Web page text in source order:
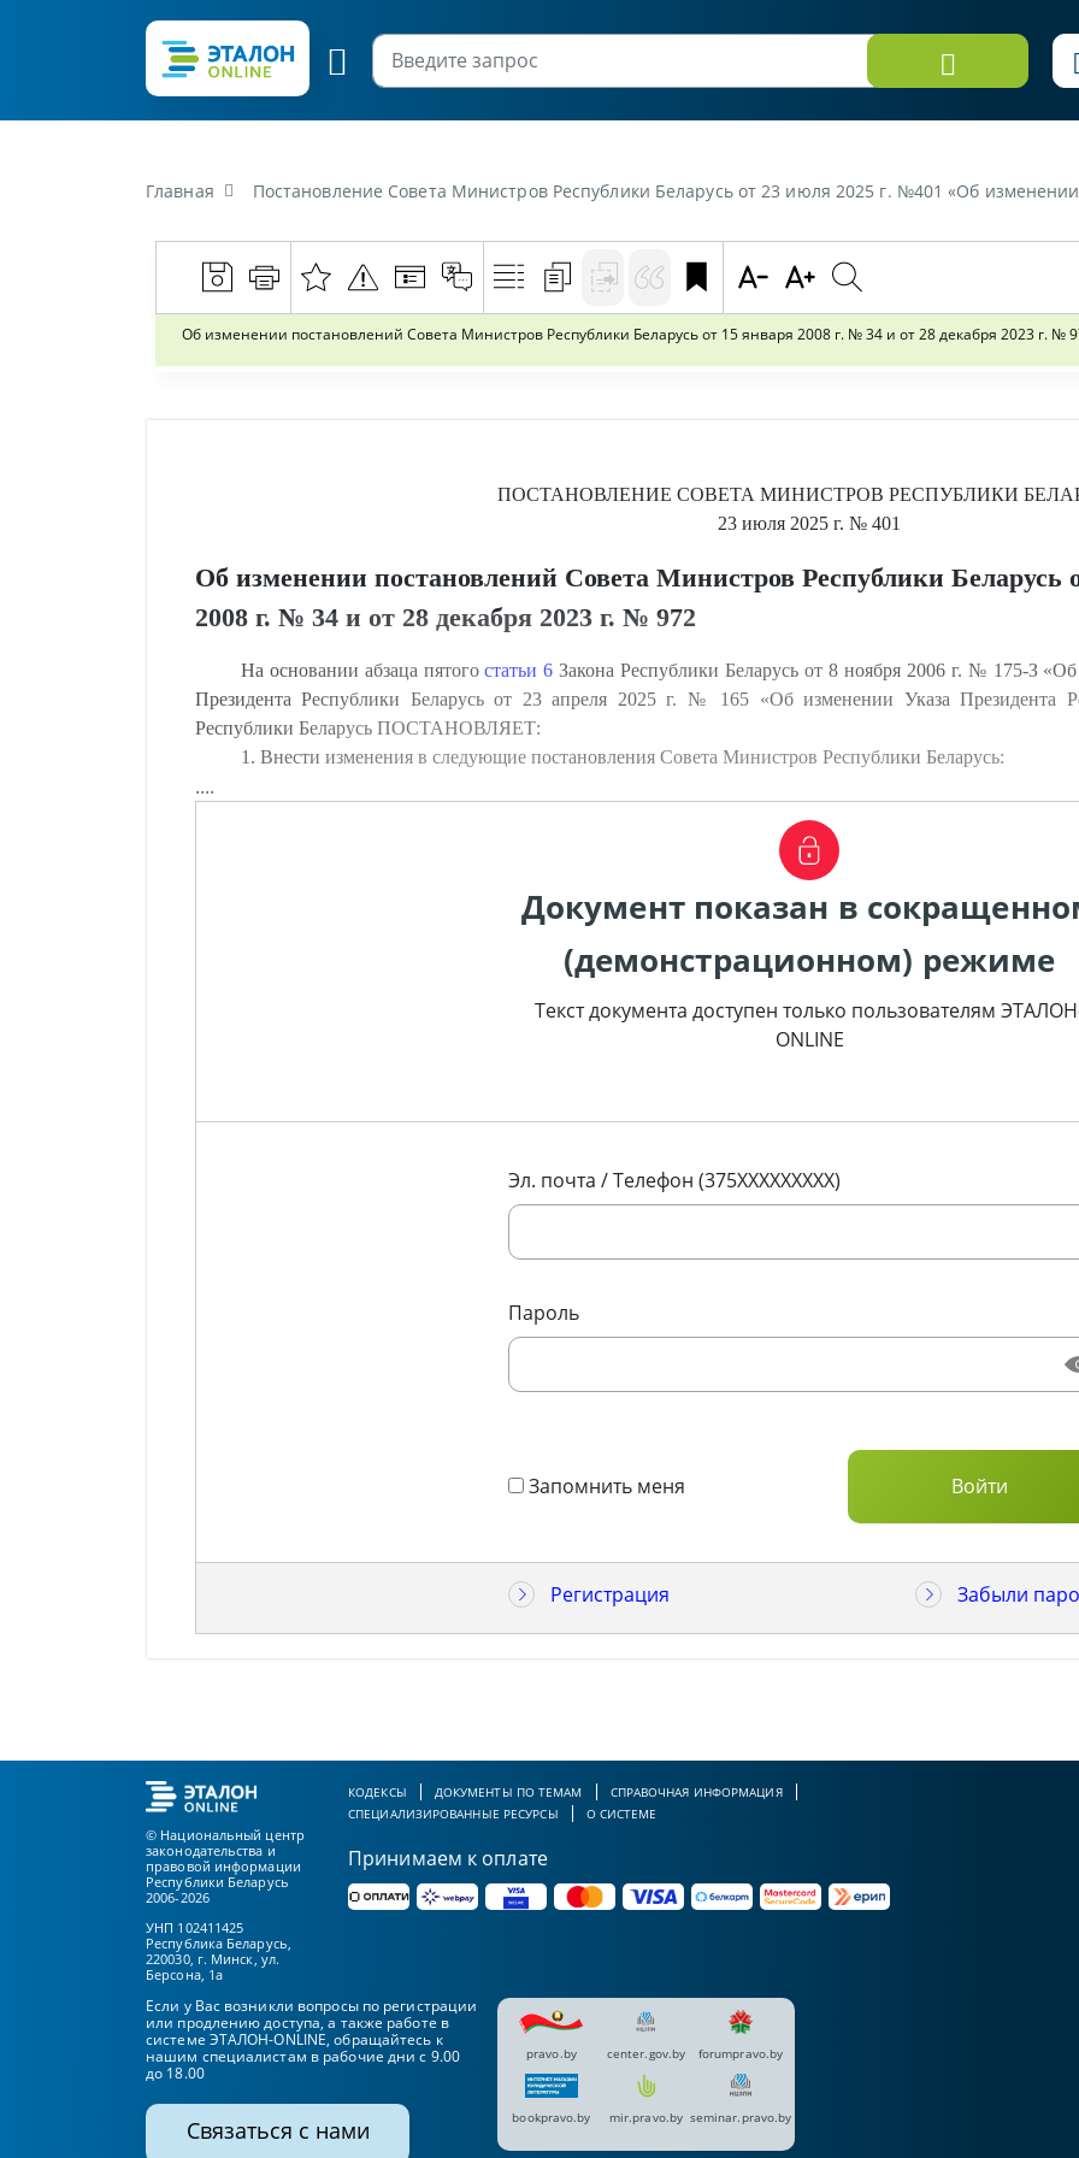
Главная Постановление Совета Министров Республики Беларусь от 23 июля 2025 г. №401 «Об изменении постановлений Совета Министров
Об изменении постановлений Совета Министров Республики Беларусь от 15 января 2008 г. № 34 и от 28 декабря 2023 г. №
ПОСТАНОВЛЕНИЕ СОВЕТА МИНИСТРОВ РЕСПУБЛИКИ
23 июля 2025 г. № 401
Об изменении постановлений Совета Министров Республики Беларусь
2008 г. № 34 и от 28 декабря 2023 г. № 972
На основании абзаца пятогостатьи 6 Закона Республики Беларусь от 8 ноября 2006 г. № 175-З
Президента Республики Беларусь от 23 апреля 2025 г. № 165 «Об изменении Указа Президента
Республики Беларусь ПОСТАНОВЛЯЕТ:
1. Внести изменения в следующие постановления Совета Министров Республики Беларусь:
....
Документ показан в
(демонстрационном) режиме
Текст документа доступен только пользователям
ONLINE
Эл. почта / Телефон (375XXXXXXXXX)
Пароль
Запомнить меня
Регистрация Забыли
© Национальный центр
законодательства и
правовой информации
Республики Беларусь
2006-2026
УНП 102411425
Республика Беларусь,
220030, г. Минск, ул.
Берсона, 1а
КОДЕКСЫ ДОКУМЕНТЫ ПО ТЕМАМ
СПРАВОЧНАЯ ИНФОРМАЦИЯ
СПЕЦИАЛИЗИРОВАННЫЕ РЕСУРСЫ
О СИСТЕМЕ
Принимаем к оплате
Если у Вас возникли вопросы по регистрации
или продлению доступа, а также работе в
системе ЭТАЛОН-ONLINE, обращайтесь к
нашим специалистам в рабочие дни с 9.00
до 18.00
Связаться с нами
pravo.by center.gov.by forumpravo.by
bookpravo.by mir.pravo.by seminar.pravo.by